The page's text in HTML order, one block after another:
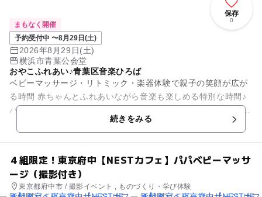
保存
0
まもなく開催
予約受付中 〜8月29日(土)
2026年8月29日(土)
横浜市青葉公会堂
おやこふれあい♪青葉区音楽ひろば
ベビーマッサージ・リトミック・楽器体験で親子の笑顔が広が
る時間 赤ちゃんとふれあいながら音楽も楽しめる特別な時間♪
パパの参加も大歓迎！ ママにはハンドマッサージをつけること
続きをみる
４組限定！東京府中【NESTカフェ】パパベビーマッサ
ージ（撮影付き）
東京都府中市 / 撮影イベント , ものづくり・学び体験